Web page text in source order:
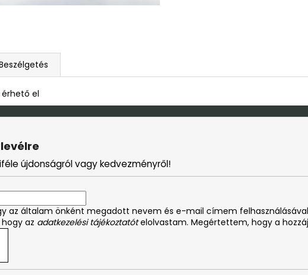
el
újdonságról vagy kedvezményről!
az általam önként megadott nevem és e-mail címem
az adatkezelési tájékoztatót elolvastam. Megértettem, hogy a